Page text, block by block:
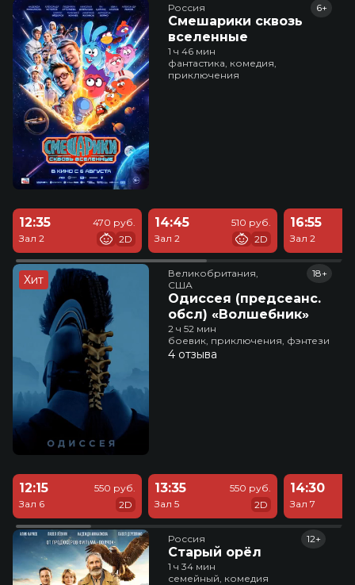
Россия
Смешарики сквозь
вселенные
6+
1 ч 46 мин
фантастика, комедия,
приключения
12:35
Зал 2
470 руб.
2D
14:45
Зал 2
510 руб.
2D
16:55
Зал 2
Хит
Великобритания,
США
Одиссея (предсеанс.
обсл) «Волшебник»
18+
2 ч 52 мин
боевик, приключения, фэнтези
4 отзыва
12:15
Зал 6
550 руб.
2D
13:35
Зал 5
550 руб.
2D
14:30
Зал 7
Россия
Старый орёл
12+
1 ч 34 мин
семейный, комедия